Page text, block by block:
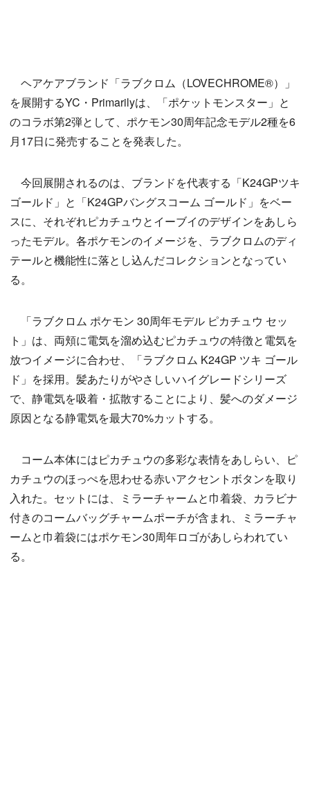
ヘアケアブランド「ラブクロム（LOVECHROME®）」
を展開するYC・Primarilyは、「ポケットモンスター」と
のコラボ第2弾として、ポケモン30周年記念モデル2種を6
月17日に発売することを発表した。
今回展開されるのは、ブランドを代表する「K24GPツキ
ゴールド」と「K24GPバングスコーム ゴールド」をベー
スに、それぞれピカチュウとイーブイのデザインをあしら
ったモデル。各ポケモンのイメージを、ラブクロムのディ
テールと機能性に落とし込んだコレクションとなってい
る。
「ラブクロム ポケモン 30周年モデル ピカチュウ セッ
ト」は、両頬に電気を溜め込むピカチュウの特徴と電気を
放つイメージに合わせ、「ラブクロム K24GP ツキ ゴール
ド」を採用。髪あたりがやさしいハイグレードシリーズ
で、静電気を吸着・拡散することにより、髪へのダメージ
原因となる静電気を最大70%カットする。
コーム本体にはピカチュウの多彩な表情をあしらい、ピ
カチュウのほっぺを思わせる赤いアクセントボタンを取り
入れた。セットには、ミラーチャームと巾着袋、カラビナ
付きのコームバッグチャームポーチが含まれ、ミラーチャ
ームと巾着袋にはポケモン30周年ロゴがあしらわれてい
る。